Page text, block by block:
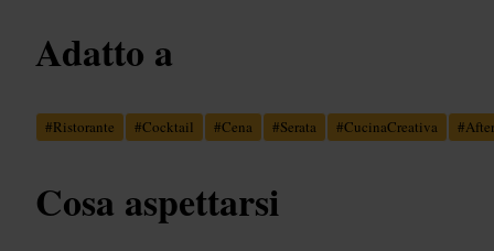
Adatto a
#Ristorante #Cocktail #Cena #Serata #CucinaCreativa #
Cosa aspettarsi